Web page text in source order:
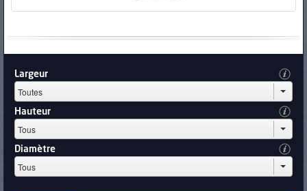
Largeur
Hauteur
Diamètre